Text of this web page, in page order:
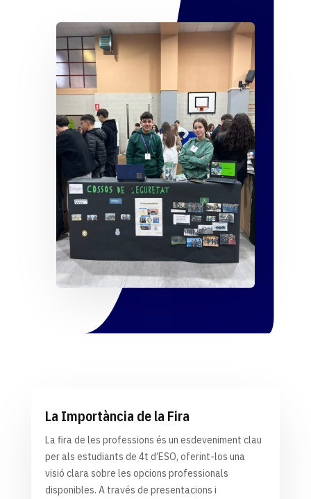
La Importància de la Fira
La fira de les professions és un esdeveniment clau
per als estudiants de 4t d’ESO, oferint-los una
visió clara sobre les opcions professionals
disponibles. A través de presentacions i